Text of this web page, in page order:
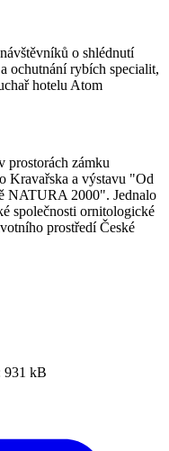
o shlédnutí
ochutnání rybích specialit,
hotelu Atom
prostorách zámku
Kravařska a výstavu "Od
NATURA 2000". Jednalo
společnosti ornitologické
prostředí České
931 kB